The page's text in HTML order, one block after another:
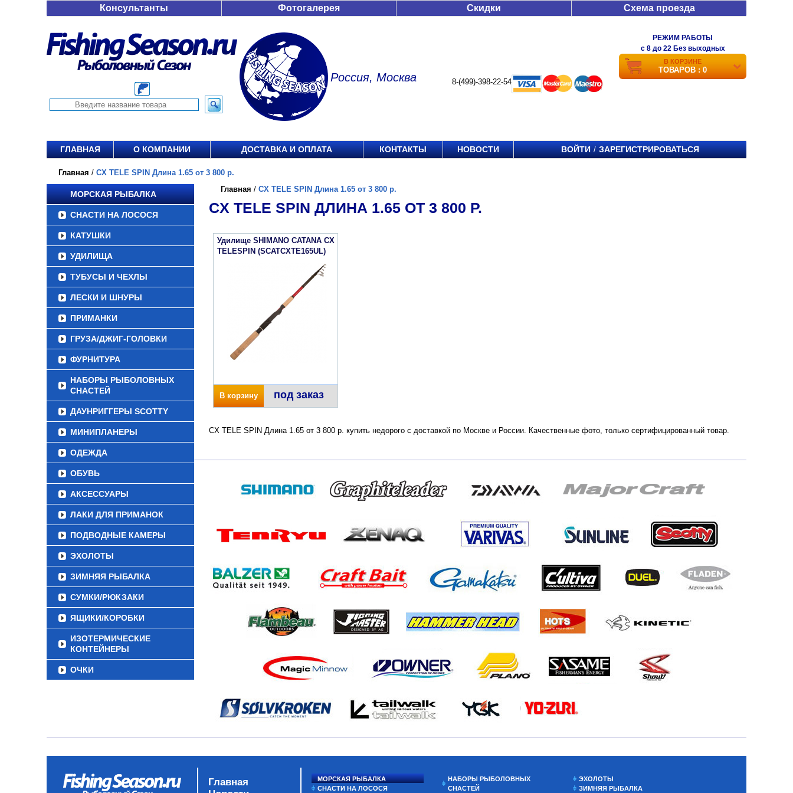
Консультанты Фотогалерея Скидки Схема проезда
Россия, Москва 8-(499)-398-22-54
РЕЖИМ РАБОТЫ
c 8 до 22 Без выходных
В КОРЗИНЕ
ТОВАРОВ : 0
ГЛАВНАЯ О КОМПАНИИ ДОСТАВКА И ОПЛАТА КОНТАКТЫ НОВОСТИ ВОЙТИ / ЗАРЕГИСТРИРОВАТЬСЯ
Главная / CX TELE SPIN Длина 1.65 от 3 800 р.
МОРСКАЯ РЫБАЛКА
СНАСТИ НА ЛОСОСЯ
КАТУШКИ
УДИЛИЩА
ТУБУСЫ И ЧЕХЛЫ
ЛЕСКИ И ШНУРЫ
ПРИМАНКИ
ГРУЗА/ДЖИГ-ГОЛОВКИ
ФУРНИТУРА
НАБОРЫ РЫБОЛОВНЫХ
СНАСТЕЙ
ДАУНРИГГЕРЫ SCOTTY
МИНИПЛАНЕРЫ
ОДЕЖДА
ОБУВЬ
АКСЕССУАРЫ
ЛАКИ ДЛЯ ПРИМАНОК
ПОДВОДНЫЕ КАМЕРЫ
ЭХОЛОТЫ
ЗИМНЯЯ РЫБАЛКА
СУМКИ/РЮКЗАКИ
ЯЩИКИ/КОРОБКИ
ИЗОТЕРМИЧЕСКИЕ
КОНТЕЙНЕРЫ
ОЧКИ
Главная / CX TELE SPIN Длина 1.65 от 3 800 р.
CX TELE SPIN ДЛИНА 1.65 ОТ 3 800 Р.
Удилище SHIMANO CATANA CX
TELESPIN (SCATCXTE165UL)
В корзину под заказ
CX TELE SPIN Длина 1.65 от 3 800 р. купить недорого с доставкой по Москве и России. Качественные фото, только сертифицированный товар.
Главная
МОРСКАЯ РЫБАЛКА
СНАСТИ НА ЛОСОСЯ
НАБОРЫ РЫБОЛОВНЫХ
СНАСТЕЙ
ЭХОЛОТЫ
ЗИМНЯЯ РЫБАЛКА